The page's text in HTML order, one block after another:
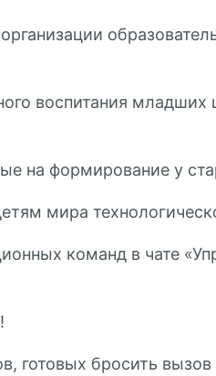
воспитания младших
на формирование у
мира
команд в чате
готовых бросить